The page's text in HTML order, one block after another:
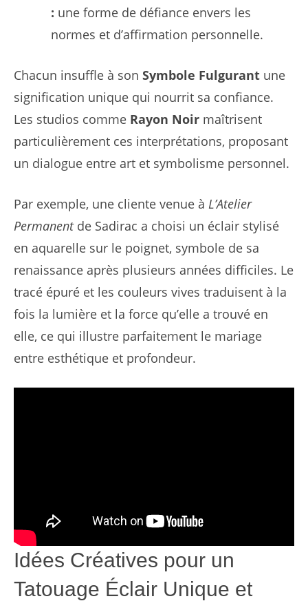
: une forme de défiance envers les
normes et d’affirmation personnelle.
Chacun insuffle à son Symbole Fulgurant une
signification unique qui nourrit sa confiance.
Les studios comme Rayon Noir maîtrisent
particulièrement ces interprétations, proposant
un dialogue entre art et symbolisme personnel.
Par exemple, une cliente venue à L’Atelier
Permanentde Sadirac a choisi un éclair stylisé
en aquarelle sur le poignet, symbole de sa
renaissance après plusieurs années difficiles. Le
tracé épuré et les couleurs vives traduisent à la
fois la lumière et la force qu’elle a trouvé en
elle, ce qui illustre parfaitement le mariage
entre esthétique et profondeur.
Idées Créatives pour un
Tatouage Éclair Unique et